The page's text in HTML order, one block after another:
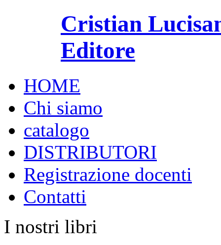
Cristian
Editore
HOME
Chi siamo
catalogo
DISTRIBUTORI
Registrazione docenti
Contatti
I nostri libri